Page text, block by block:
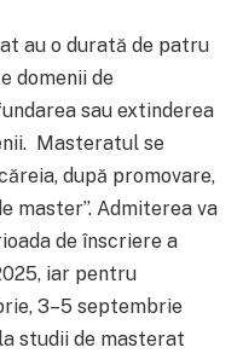
au o durată de patru
domenii de
sau extinderea
Masteratul se
după promovare,
master”. Admiterea va
de înscriere a
iar pentru
3–5 septembrie
studii de masterat